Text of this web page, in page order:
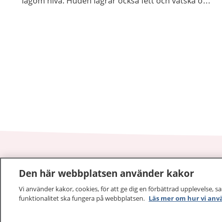
1177–tryggt om din hälsa och vård
På 1177.se får du råd om hälsa och information om
Den här webbplatsen använder kakor
Vi använder kakor, cookies, för att ge dig en förbättrad upplevelse,
funktionalitet ska fungera på webbplatsen. Läs mer om hur vi